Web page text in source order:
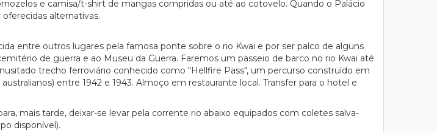
e camisa/t-shirt de mangas compridas ou até ao cotovelo. Quando o Palácio
alternativas.
entre outros lugares pela famosa ponte sobre o rio Kwai e por ser palco de alguns
de guerra e ao Museu da Guerra. Faremos um passeio de barco no rio Kwai até
trecho ferroviário conhecido como "Hellfire Pass", um percurso construído em
entre 1942 e 1943. Almoço em restaurante local. Transfer para o hotel e
mais tarde, deixar-se levar pela corrente rio abaixo equipados com coletes salva-
disponível).